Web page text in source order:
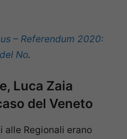
– Referendum 2020:
No.
Luca Zaia
del Veneto
alle Regionali erano